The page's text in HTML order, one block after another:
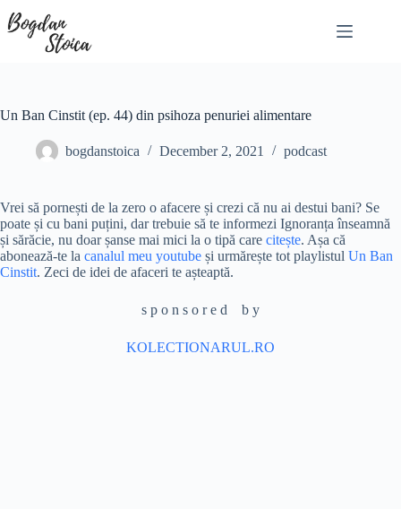
to
content
Un Ban Cinstit (ep. 44) din psihoza penuriei alimentare
bogdanstoica December 2, 2021 podcast
Vrei să pornești de la zero o afacere și crezi că nu ai destui bani? Se
poate și cu bani puțini, dar trebuie să te informezi Ignoranța înseamnă
și sărăcie, nu doar șanse mai mici la o tipă care citește. Așa că
abonează-te la canalul meu youtube și urmărește tot playlistul Un Ban
Cinstit. Zeci de idei de afaceri te așteaptă.
s p o n s o r e d b y
KOLECTIONARUL.RO